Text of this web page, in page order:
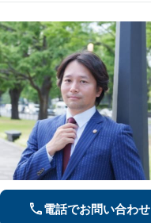
電話でお問い合わせ